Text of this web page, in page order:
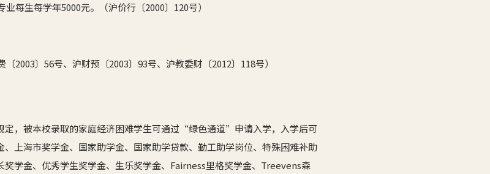
每生每学年5000元。（沪价行〔2000〕120号）
2003〕56号、沪财预〔2003〕93号、沪教委财〔2012〕118号）
定，被本校录取的家庭经济困难学生可通过“绿色通道”申请入学，入学后可
上海市奖学金、国家助学金、国家助学贷款、勤工助学岗位、特殊困难补助
学金、优秀学生奖学金、生乐奖学金、Fairness里格奖学金、Treevens森